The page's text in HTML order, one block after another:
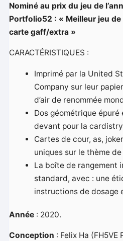
Nominé au prix du jeu de
Portfolio52 : « Meilleur jeu
carte gaff/extra »
CARACTÉRISTIQUES :
Imprimé par la United
Company sur leur
d’air de renommée
Dos géométrique
devant pour la
Cartes de cour, as,
uniques sur le thème
La boîte de rangement
standard, avec : une
instructions de dosage
Année : 2020.
Conception : Felix Ha (FH5VE